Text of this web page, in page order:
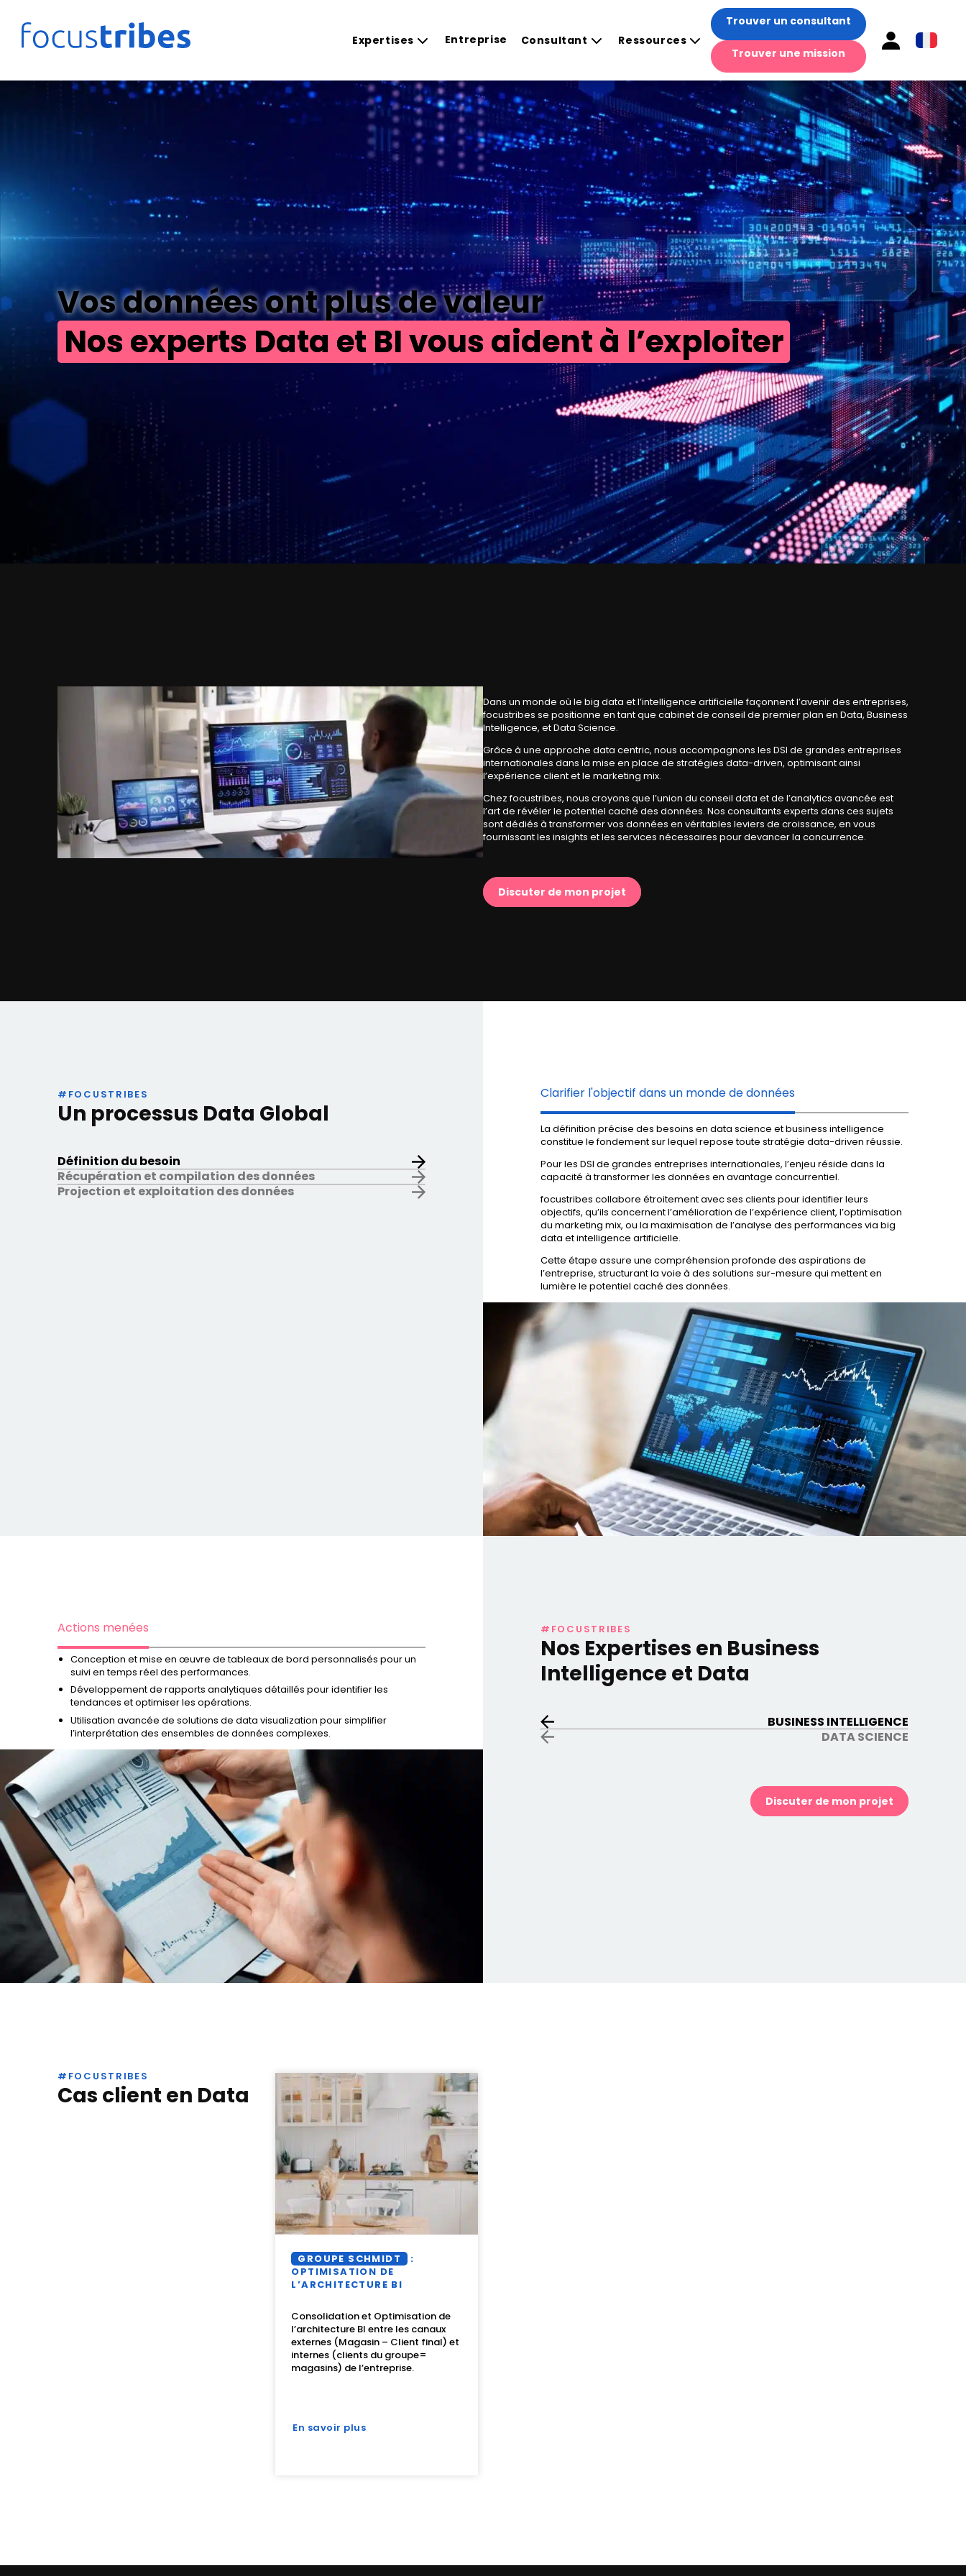
Expertises Entreprise Consultant Ressources
Trouver un consultant
Trouver une mission
Vos données ont plus de valeur
Nos experts Data et BI vous aident à l’exploiter
Dans un monde où le big data et l’intelligence artificiellefaçonnent l’avenir des entreprises,
focustribes se positionne en tant que cabinet de conseil de premier plan en Data, Business
Intelligence, et Data Science.
Grâce à une approche data centric, nous accompagnons les DSI de grandes entreprises
internationales dans la mise en place de stratégies data-driven, optimisant ainsi
l’expérience clientet le marketing mix.
Chez focustribes, nous croyons que l’union du conseil data et de l’analytics avancée est
l’art de révéler le potentiel caché des données. Nos consultants experts dans ces sujets
sont dédiés à transformer vos données en véritables leviers de croissance, en vous
fournissant les insights et les services nécessaires pour devancer la concurrence.
Discuter de mon projet
#FOCUSTRIBES
Un processus Data Global
Définition du besoin
Récupération et compilation des données
Projection et exploitation des données
Clarifier l'objectif dans un monde de données
La définition précise des besoins en data science etbusiness intelligence
constitue le fondement sur lequel repose toute stratégie data-driven réussie.
Pour les DSI de grandes entreprises internationales, l’enjeu réside dans la
capacité à transformer les données en avantage concurrentiel.
focustribes collabore étroitement avec ses clients pour identifier leurs
objectifs, qu’ils concernent l’amélioration de l’expérience client, l’optimisation
du marketing mix, ou la maximisation de l’analyse des performances via big
data etintelligence artificielle.
Cette étape assure une compréhension profonde des aspirations de
l’entreprise, structurant la voie à des solutions sur-mesure qui mettent en
lumière le potentiel caché des données.
#FOCUSTRIBES
Nos Expertises en Business
Intelligence et Data
BUSINESS INTELLIGENCE
DATA SCIENCE
Discuter de mon projet
Actions menées
Conception et mise en œuvre de tableaux de bord personnalisés pour un
suivi en temps réel des performances.
Développement de rapports analytiques détaillés pour identifier les
tendances et optimiser les opérations.
Utilisation avancée de solutions de data visualization pour simplifier
l’interprétation des ensembles de données complexes.
#FOCUSTRIBES
Cas client en Data
GROUPE SCHMIDT :
OPTIMISATION DE
L’ARCHITECTURE BI
Consolidation et Optimisation de
l’architecture BI entre les canaux
externes (Magasin – Client final) et
internes (clients du groupe=
magasins) de l’entreprise.
En savoir plus